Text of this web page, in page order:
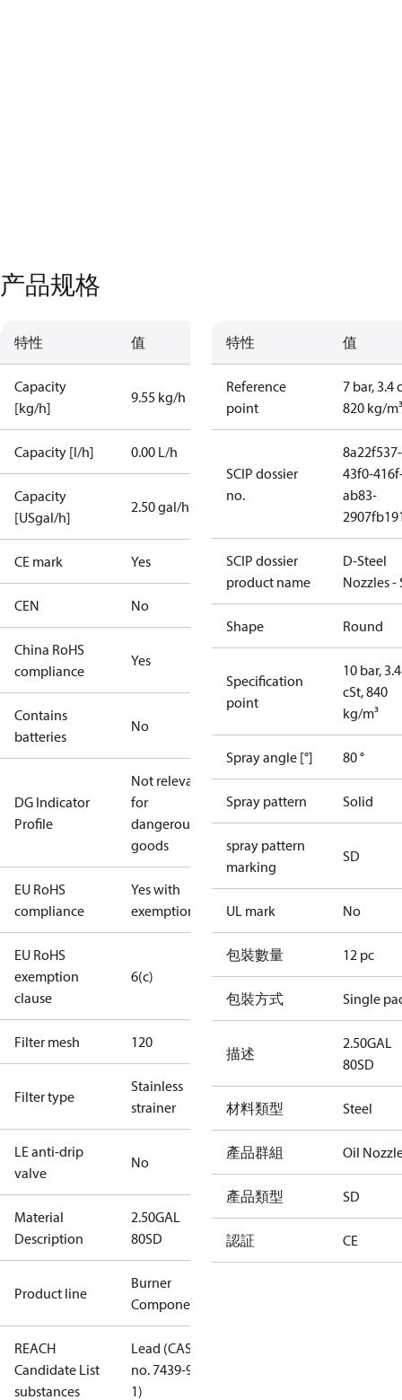
产品规格
特性 值
Capacity
[kg/h]
9.55 kg/h
Capacity [l/h] 0.00 L/h
Capacity
[USgal/h]
2.50 gal/h
CE mark Yes
CEN No
China RoHS
compliance
Yes
Contains
batteries
No
DG Indicator
Profile
Not relevant
for
dangerous
goods
EU RoHS
compliance
Yes with
exemptions
EU RoHS
exemption
clause
6(c)
Filter mesh 120
Filter type
Stainless
strainer
LE anti-drip
valve
No
Material
Description
2.50GAL
80SD
Product line
Burner
Components
REACH
Candidate List
substances
Lead (CAS
no. 7439-92-
1)
特性 值
Reference
point
7 bar, 3.4
820 kg/m³
SCIP dossier
no.
8a22f537-
43f0-
ab83-
SCIP dossier
product name
D-Steel
Nozzles -
Shape Round
Specification
point
10 bar, 3.4
cSt, 840
kg/m³
Spray angle [°] 80 °
Spray pattern Solid
spray pattern
marking
SD
UL mark No
包裝數量 12 pc
包裝方式 Single
描述
2.50GAL
80SD
材料類型 Steel
產品群組 Oil
產品類型 SD
認証 CE